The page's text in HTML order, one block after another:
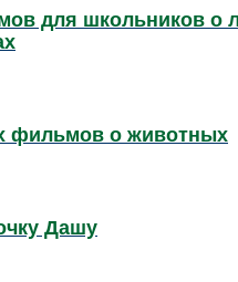
для школьников о
фильмов о животных
Дашу